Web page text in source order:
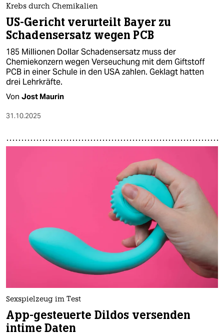
Krebs durch Chemikalien
US-Gericht verurteilt Bayer zu
Schadensersatz wegen PCB
185 Millionen Dollar Schadensersatz muss der
Chemiekonzern wegen Verseuchung mit dem Giftstoff
PCB in einer Schule in den USA zahlen. Geklagt hatten
drei Lehrkräfte.
Von Jost Maurin
31.10.2025
Sexspielzeug im Test
App-gesteuerte Dildos versenden
intime Daten